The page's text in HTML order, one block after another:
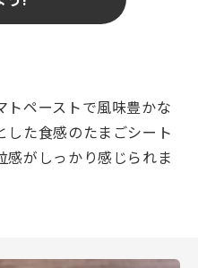
トペーストで風味豊かな
した食感のたまごシート
感がしっかり感じられま